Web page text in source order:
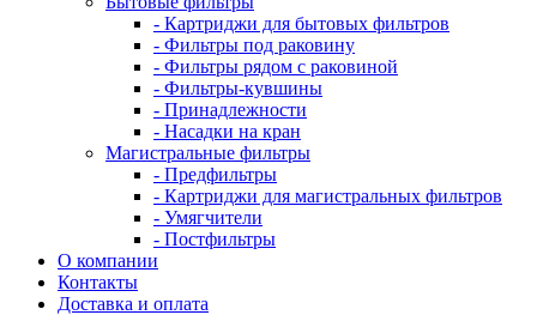
- Картриджи для бытовых фильтров
- Фильтры под раковину
- Фильтры рядом с раковиной
- Фильтры-кувшины
- Принадлежности
- Насадки на кран
Магистральные фильтры
- Предфильтры
- Картриджи для магистральных фильтров
- Умягчители
- Постфильтры
О компании
Контакты
Доставка и оплата